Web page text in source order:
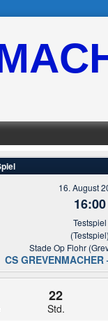
16. August
16:00
Testspiel
(Testspiel)
Stade Op Flohr
CS
22
Std.